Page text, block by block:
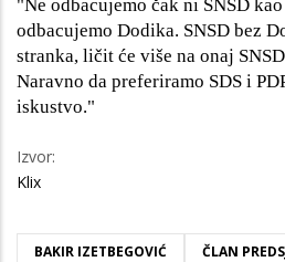
"Ne odbacujemo čak ni SNSD
odbacujemo Dodika. SNSD bez
stranka, ličit će više na onaj
Naravno da preferiramo SDS i
iskustvo."
Izvor:
Klix
BAKIR IZETBEGOVIĆ ČLAN